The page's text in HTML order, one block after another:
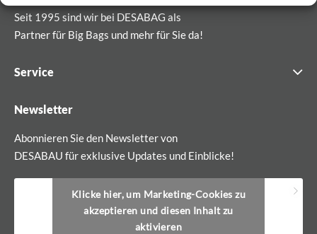
Seit 1995 sind wir bei DESABAG als
Partner für Big Bags und mehr für Sie da!
Service
Newsletter
Abonnieren Sie den Newsletter von
DESABAU für exklusive Updates und Einblicke!
Klicke hier, um Marketing-Cookies zu
akzeptieren und diesen Inhalt zu
aktivieren